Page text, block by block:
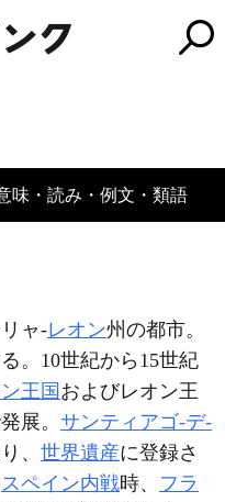
味・読み・例文・類語
ャ‐レオン州の都市。
。10世紀から15世紀
王国 およびレオン王
展。 サンティアゴ‐デ‐
、 世界遺産に登録さ
スペイン内戦時、 フラ